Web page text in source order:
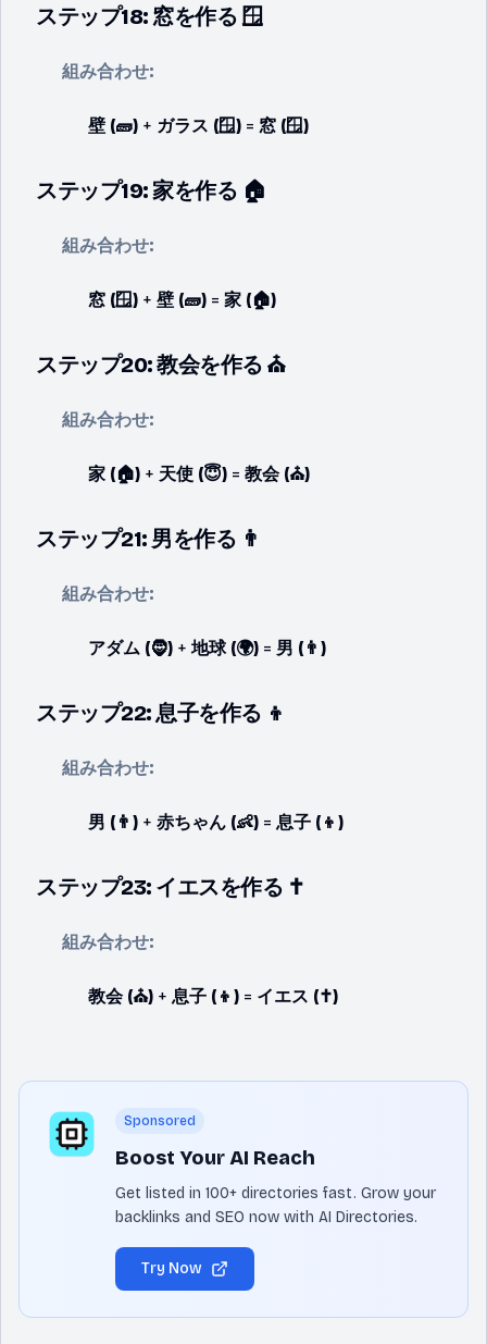
ステップ18: 窓を作る 🪟
組み合わせ:
壁 (🧱) + ガラス (🪟) = 窓 (🪟)
ステップ19: 家を作る 🏠
組み合わせ:
窓 (🪟) + 壁 (🧱) = 家 (🏠)
ステップ20: 教会を作る ⛪
組み合わせ:
家 (🏠) + 天使 (😇) = 教会 (⛪)
ステップ21: 男を作る 👨
組み合わせ:
アダム (🧔) + 地球 (🌍) = 男 (👨)
ステップ22: 息子を作る 👦
組み合わせ:
男 (👨) + 赤ちゃん (👶) = 息子 (👦)
ステップ23: イエスを作る ✝️
組み合わせ:
教会 (⛪) + 息子 (👦) = イエス (✝️)
Sponsored
Boost Your AI Reach
Get listed in 100+ directories fast. Grow your
backlinks and SEO now with AI Directories.
Try Now